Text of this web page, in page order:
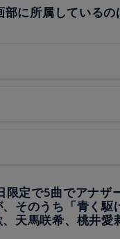
に所属しているの
定で5曲でアナザ
そのうち「青く駆
天馬咲希、桃井愛